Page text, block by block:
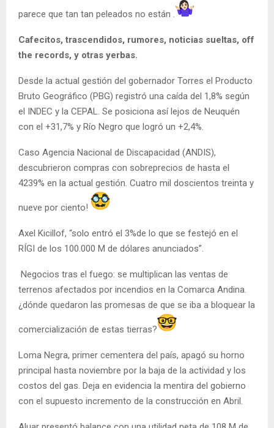
parece que tan tan peleados no están .
Cafecitos, trascendidos, rumores, noticias sueltas, off
the records, y otras yerbas.
Desde la actual gestión del gobernador Torres el Producto
Bruto Geográfico (PBG) registró una caída del 1,8% según
el INDEC y la CEPAL. Se posiciona así lejos de Neuquén
con el +31,7% y Río Negro que logró un +2,4%.
Caso Agencia Nacional de Discapacidad (ANDIS),
descubrieron compras con sobreprecios de hasta el
4239% en la actual gestión. Cuatro mil doscientos treinta y
nueve por ciento!
Axel Kicillof, “solo entró el 3%de lo que se festejó en el
RÍGI de los 100.000 M de dólares anunciados”.
Negocios tras el fuego: se multiplican las ventas de
terrenos afectados por incendios en la Comarca Andina.
¿dónde quedaron las promesas de que se iba a bloquear la
comercialización de estas tierras?
Loma Negra, primer cementera del país, apagó su horno
principal hasta noviembre por la baja de la actividad y los
costos del gas. Deja en evidencia la mentira del gobierno
con el supuesto incremento de la construcción en Abril.